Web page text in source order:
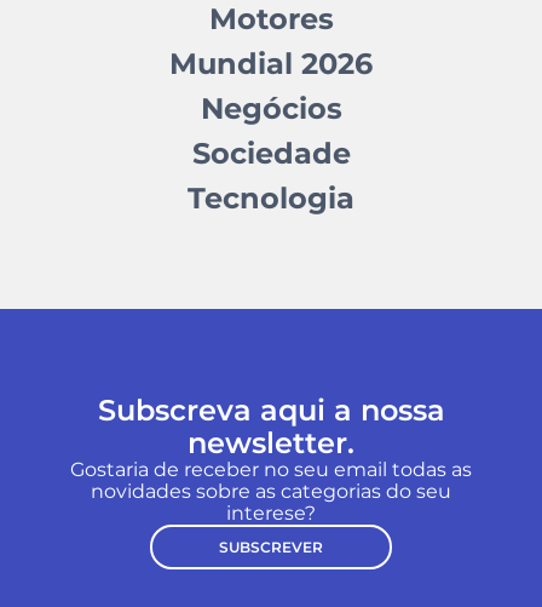
Motores
Mundial 2026
Negócios
Sociedade
Tecnologia
Subscreva aqui a nossa
newsletter.
Gostaria de receber no seu email todas as
novidades sobre as categorias do seu
interese?
SUBSCREVER